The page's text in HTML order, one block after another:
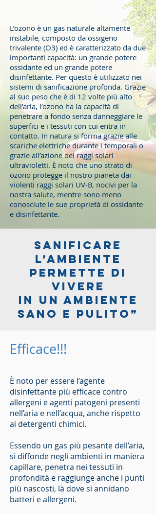
L’ozono è un gas naturale altamente
instabile, composto da ossigeno
trivalente (O3) ed è caratterizzato da due
importanti capacità: un grande potere
ossidante ed un grande potere
disinfettante. Per questo è utilizzato nei
sistemi di sanificazione profonda. Grazie
al suo peso che è di 12 volte più alto
dell’aria, l’ozono ha la capacità di
penetrare a fondo senza danneggiare le
superfici e i tessuti con cui entra in
contatto. In natura si forma grazie alle
scariche elettriche durante i temporali o
grazie all’azione dei raggi solari
ultravioletti. È noto che uno strato di
ozono protegge il nostro pianeta dai
violenti raggi solari UV-B, nocivi per la
nostra salute, mentre sono meno
conosciute le sue proprietà di ossidante
e disinfettante.
Sanificare
l’ambiente
permette di
vivere
in un ambiente
sano e pulito”
Efficace!!!
È noto per essere l’agente
disinfettante più efficace contro
allergeni e agenti patogeni presenti
nell’aria e nell’acqua, anche rispetto
ai detergenti chimici.
Essendo un gas più pesante dell’aria,
si diffonde negli ambienti in maniera
capillare, penetra nei tessuti in
profondità e raggiunge anche i punti
più nascosti, là dove si annidano
batteri e allergeni.